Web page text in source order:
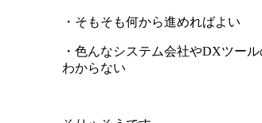
・そもそも何から進めればよい
・色んなシステム会社やDXツー
わからない